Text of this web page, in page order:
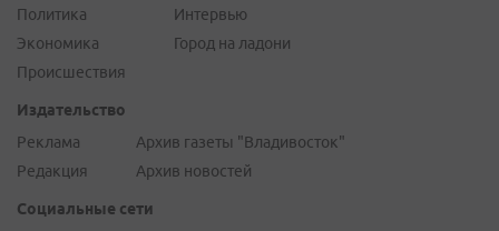
Политика
Экономика
Происшествия
Интервью
Город на ладони
Издательство
Реклама
Редакция
Архив газеты "Владивосток"
Архив новостей
Социальные сети